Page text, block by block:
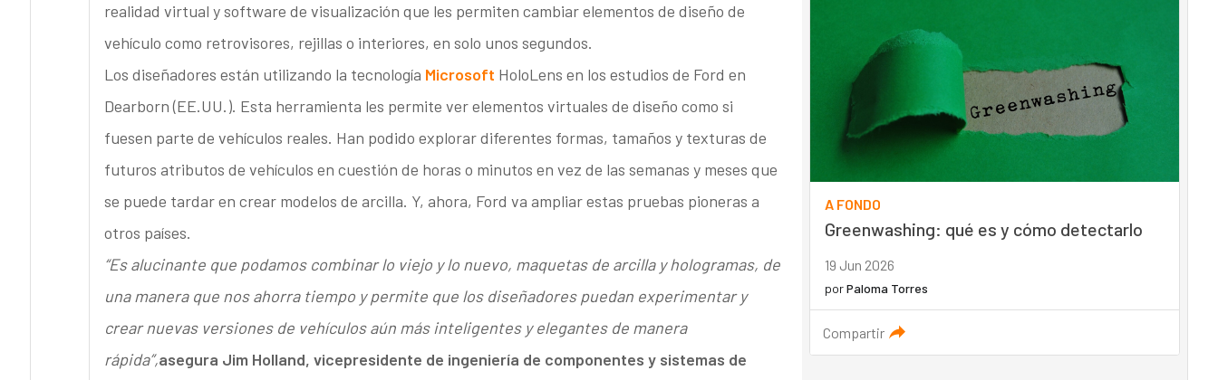
realidad virtual y software de visualización que les permiten cambiar elementos de diseño de
vehículo como retrovisores, rejillas o interiores, en solo unos segundos.
Los diseñadores están utilizando la tecnología Microsoft HoloLens en los estudios de Ford en
Dearborn (EE.UU.). Esta herramienta les permite ver elementos virtuales de diseño como si
fuesen parte de vehículos reales. Han podido explorar diferentes formas, tamaños y texturas de
futuros atributos de vehículos en cuestión de horas o minutos en vez de las semanas y meses que
se puede tardar en crear modelos de arcilla. Y, ahora, Ford va ampliar estas pruebas pioneras a
otros países.
“Es alucinante que podamos combinar lo viejo y lo nuevo, maquetas de arcilla y hologramas, de
una manera que nos ahorra tiempo y permite que los diseñadores puedan experimentar y
crear nuevas versiones de vehículos aún más inteligentes y elegantes de manera
rápida”,asegura Jim Holland, vicepresidente de ingeniería de componentes y sistemas de
A FONDO
Greenwashing: qué es y cómo detectarlo
19 Jun 2026
porPaloma Torres
Compartir